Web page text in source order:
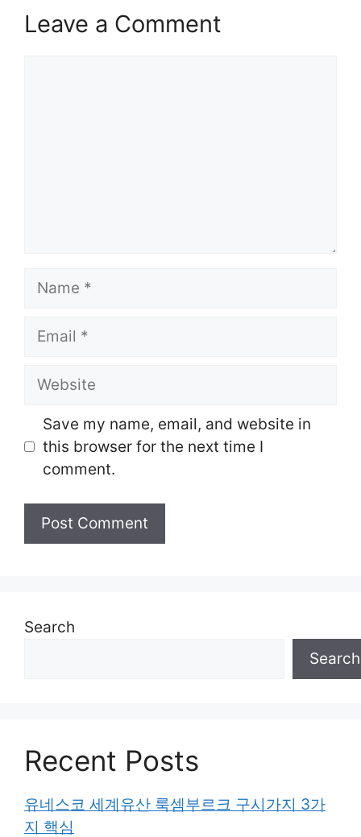
Leave a Comment
Name
Email
Website
Save my name, email, and website in
this browser for the next time I
comment.
Search
Search
Recent Posts
유네스코 세계유산 룩셈부르크 구시가지 3가
지 핵심